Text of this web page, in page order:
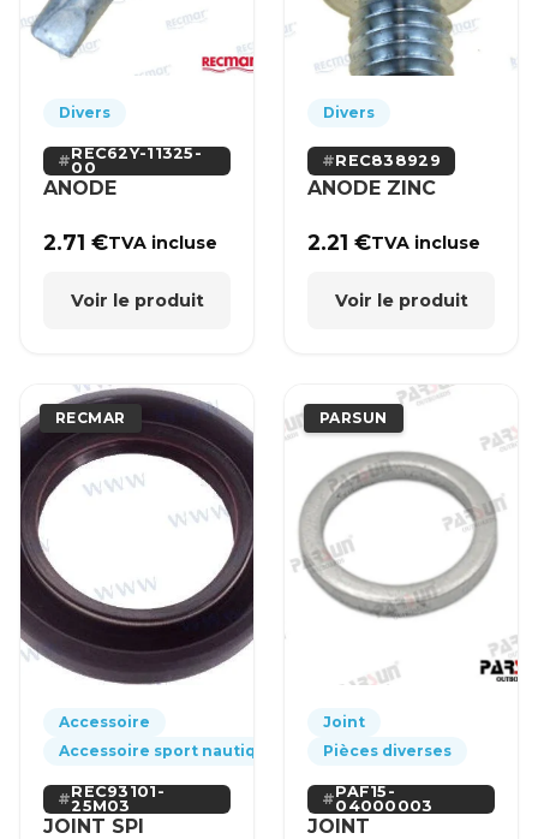
Divers
REC62Y-11325-
00
ANODE
2.71€TVA incluse
Voir le produit
Divers
REC838929
ANODE ZINC
2.21€TVA incluse
Voir le produit
RECMAR
Accessoire
Accessoire sport nautique
REC93101-
25M03
JOINT SPI
PARSUN
Joint
Pièces diverses
PAF15-
04000003
JOINT